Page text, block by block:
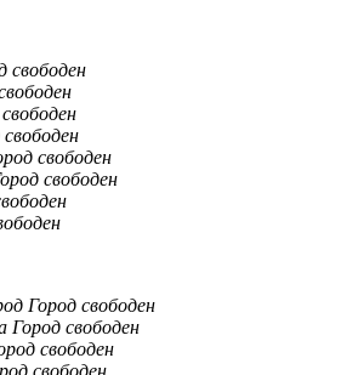
свободен
свободен
свободен
Город свободен
Город свободен
свободен